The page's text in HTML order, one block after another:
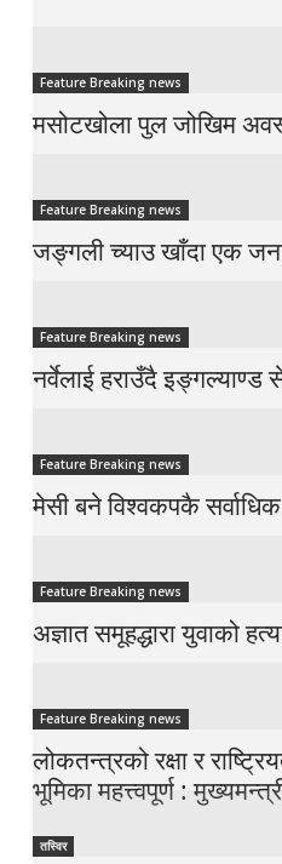
Feature Breaking news
मसोटखोला पुल जोखिम
Feature Breaking news
जङ्गली च्याउ खाँदा एक
Feature Breaking news
नर्वेलाई हराउँदै इङ्गल्याण्ड
Feature Breaking news
मेसी बने विश्वकपकै
Feature Breaking news
अज्ञात समूहद्धारा युवाको
Feature Breaking news
लोकतन्त्रको रक्षा र
भूमिका महत्त्वपूर्ण :
तस्विर